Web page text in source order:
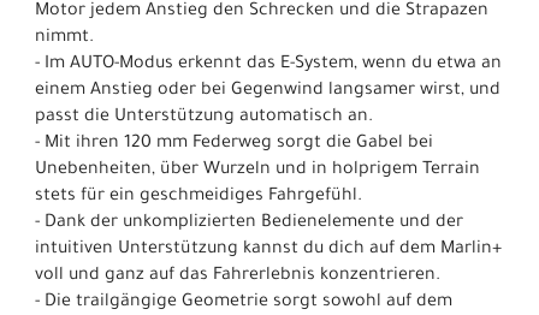
Motor jedem Anstieg den Schrecken und die Strapazen
nimmt.
- Im AUTO-Modus erkennt das E-System, wenn du etwa an
einem Anstieg oder bei Gegenwind langsamer wirst, und
passt die Unterstützung automatisch an.
- Mit ihren 120 mm Federweg sorgt die Gabel bei
Unebenheiten, über Wurzeln und in holprigem Terrain
stets für ein geschmeidiges Fahrgefühl.
- Dank der unkomplizierten Bedienelemente und der
intuitiven Unterstützung kannst du dich auf dem Marlin+
voll und ganz auf das Fahrerlebnis konzentrieren.
- Die trailgängige Geometrie sorgt sowohl auf dem